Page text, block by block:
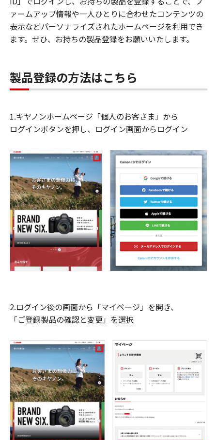
ァームアップ情報や一人ひとりに合わせたコンテンツの
表示などパーソナライズされたホームページを利用でき
ます。ぜひ、お持ちの製品登録をお願いいたします。
製品登録の方法はこちら
1.キヤノンホームページ「個人のお客さま」から
ログインボタンを押し、ログイン画面からログイン
2.ログイン後の画面から「マイページ」を開き、
「ご登録製品の確認と変更」を選択